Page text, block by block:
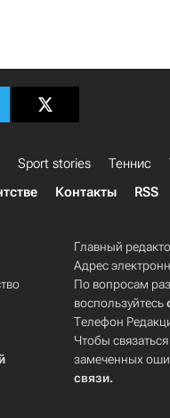
Sport stories Теннис
Контакты RSS
Главный
Адрес
По вопросам
воспользуйтесь
Телефон
Чтобы
замеченных
связи.